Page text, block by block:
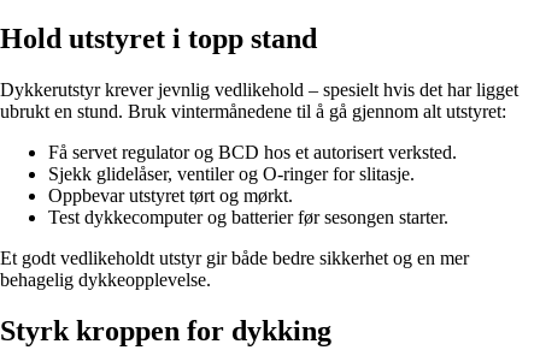
Hold utstyret i topp stand
Dykkerutstyr krever jevnlig vedlikehold – spesielt hvis det har ligget
ubrukt en stund. Bruk vintermånedene til å gå gjennom alt utstyret:
Få servet regulator og BCD hos et autorisert verksted.
Sjekk glidelåser, ventiler og O-ringer for slitasje.
Oppbevar utstyret tørt og mørkt.
Test dykkecomputer og batterier før sesongen starter.
Et godt vedlikeholdt utstyr gir både bedre sikkerhet og en mer
behagelig dykkeopplevelse.
Styrk kroppen for dykking